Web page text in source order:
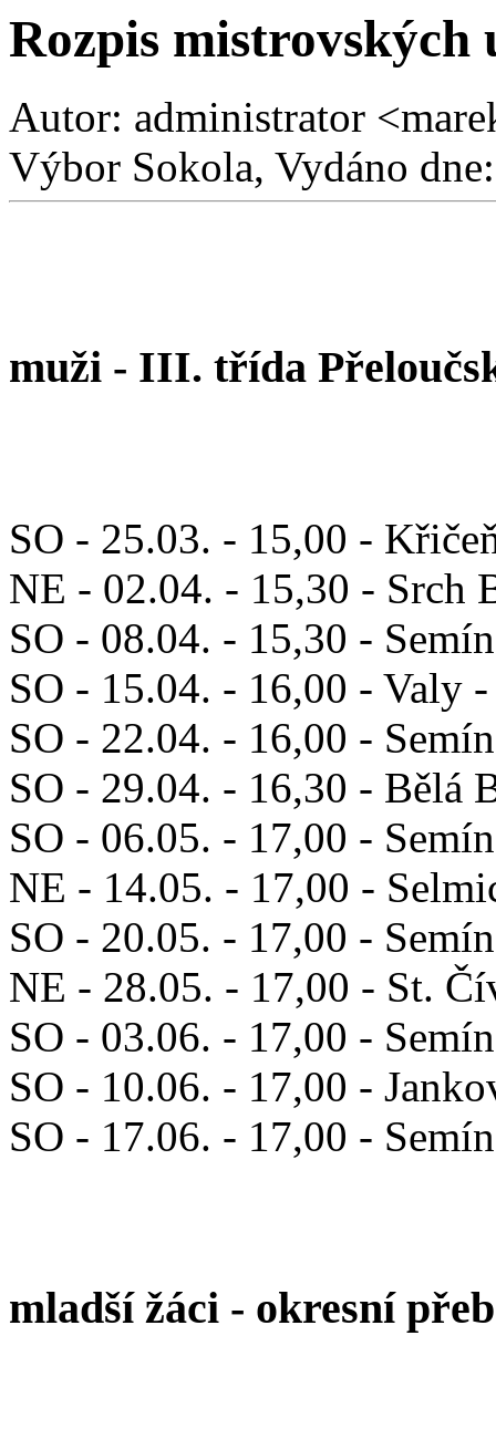
Rozpis
Autor: administrator
Výbor Sokola, Vydáno
muži - III. třída
SO - 25.03. - 15,00 -
NE - 02.04. - 15,30 - Srch
SO - 08.04. - 15,30 -
SO - 15.04. - 16,00 - Valy
SO - 22.04. - 16,00 -
SO - 29.04. - 16,30 - Bělá
SO - 06.05. - 17,00 -
NE - 14.05. - 17,00 -
SO - 20.05. - 17,00 -
NE - 28.05. - 17,00 - St.
SO - 03.06. - 17,00 -
SO - 10.06. - 17,00 -
SO - 17.06. - 17,00 -
mladší žáci - okresní